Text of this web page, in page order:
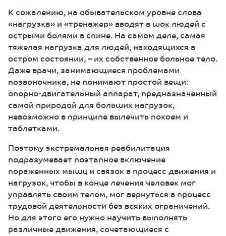
К сожалению, на обывательском уровне слова
«нагрузка» и «тренажер» вводят в шок людей с
острыми болями в спине. На самом деле, самая
тяжелая нагрузка для людей, находящихся в
остром состоянии, – их собственное больное тело.
Даже врачи, занимающиеся проблемами
позвоночника, не понимают простой вещи:
опорно-двигательный аппарат, предназначенный
самой природой для больших нагрузок,
невозможно в принципе вылечить покоем и
таблетками.
Поэтому экстремальная реабилитация
подразумевает поэтапное включение
пораженных мышц и связок в процесс движения и
нагрузок, чтобы в конце лечения человек мог
управлять своим телом, мог вернуться в процесс
трудовой деятельности без всяких ограничений.
Но для этого его нужно научить выполнять
различные движения, сочетающиеся с